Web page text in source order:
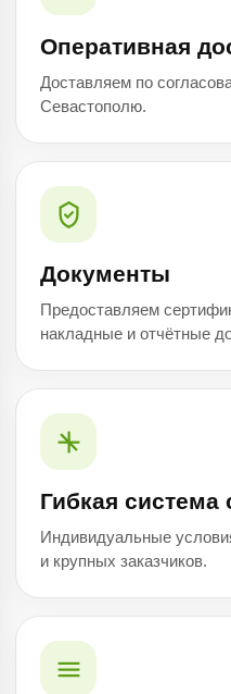
Оперативная
Доставляем по
Севастополю.
Документы
Предоставляем
накладные и отчётные
Гибкая система
Индивидуальные
и крупных заказчиков.